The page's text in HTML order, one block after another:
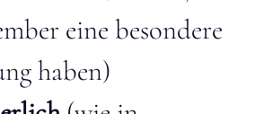
eine besondere
haben)